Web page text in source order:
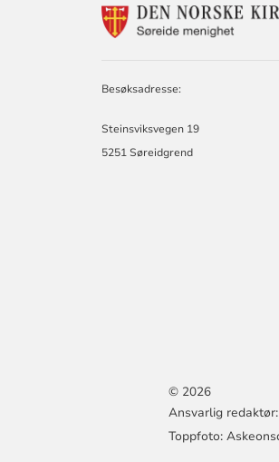
Besøksadresse:
Steinsviksvegen 19
5251 Søreidgrend
© 2026
Ansvarlig
Toppfoto: